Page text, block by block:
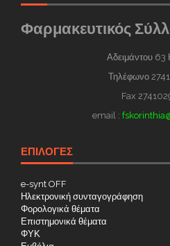
Φαρμακευτικός
Αδειμάντου 63
Τηλέφωνο
Fax
email :
ΕΠΙΛΟΓΕΣ
e-synt OFF
Ηλεκτρονική συνταγογράφηση
Φορολογικά θέματα
Επιστημονικά θέματα
ΦΥΚ